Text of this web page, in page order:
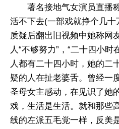
著名接地气女演员直播
活不下去(一部戏就挣个几十
质疑后翻出旧视频中她称网
人“不够努力”，“二十四小
人都有二十四小时，她的二
疑的人在扯老婆舌。曾经一
圣母女主感动，在见识了她
戏，生活是生活。就和那些
线的左派五毛党一样，反美